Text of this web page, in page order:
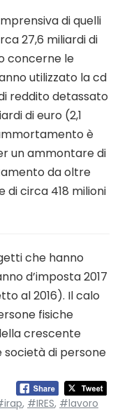
di quelli
27,6 miliardi di
concerne le
utilizzato la cd
reddito detassato
di euro (2,1
è
un ammontare di
da oltre
di circa 418 milioni
che hanno
d’imposta 2017
al 2016). Il calo
fisiche
crescente
società di persone
, #IRES, #lavoro